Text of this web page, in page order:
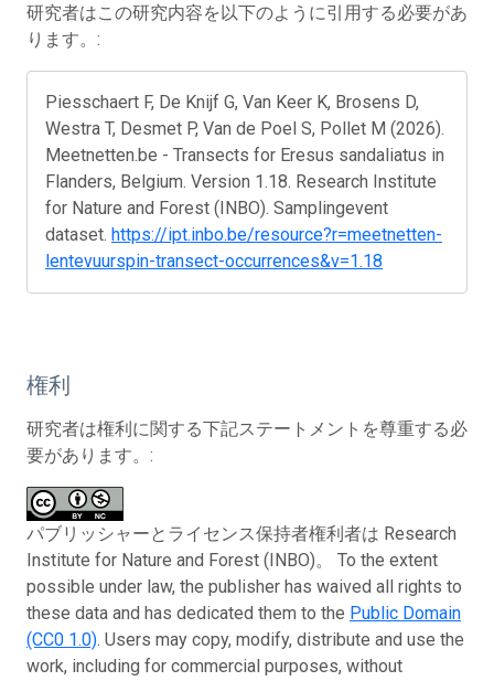
研究者はこの研究内容を以下のように引用する必要があ
ります。:
Piesschaert F, De Knijf G, Van Keer K, Brosens D,
Westra T, Desmet P, Van de Poel S, Pollet M (2026).
Meetnetten.be - Transects for Eresus sandaliatus in
Flanders, Belgium. Version 1.18. Research Institute
for Nature and Forest (INBO). Samplingevent
dataset. https://ipt.inbo.be/resource?r=meetnetten-
lentevuurspin-transect-occurrences&v=1.18
権利
研究者は権利に関する下記ステートメントを尊重する必
要があります。:
パブリッシャーとライセンス保持者権利者は Research
Institute for Nature and Forest (INBO)。 To the extent
possible under law, the publisher has waived all rights to
these data and has dedicated them to the Public Domain
(CC0 1.0). Users may copy, modify, distribute and use the
work, including for commercial purposes, without